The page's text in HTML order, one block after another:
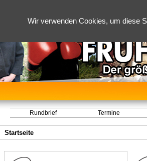
Wir verwenden Cookies, um diese
Rundbrief Termine
Startseite